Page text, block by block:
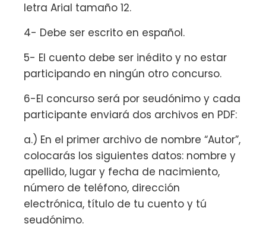
letra Arial tamaño 12.
4- Debe ser escrito en español.
5- El cuento debe ser inédito y no estar
participando en ningún otro concurso.
6-El concurso será por seudónimo y cada
participante enviará dos archivos en PDF:
a.) En el primer archivo de nombre “Autor”,
colocarás los siguientes datos: nombre y
apellido, lugar y fecha de nacimiento,
número de teléfono, dirección
electrónica, título de tu cuento y tú
seudónimo.